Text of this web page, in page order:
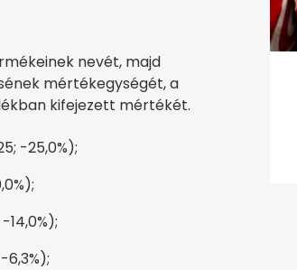
nevét, majd
mértékegységét, a
kifejezett mértékét.
-25,0%);